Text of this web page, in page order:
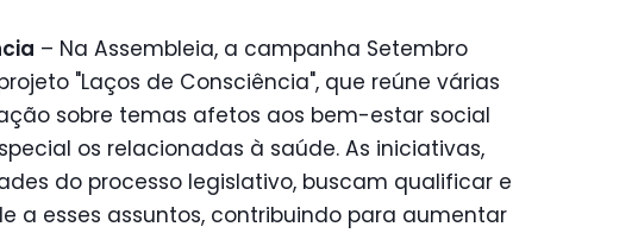
– Na Assembleia, a campanha Setembro
"Laços de Consciência", que reúne várias
sobre temas afetos aos bem-estar social
os relacionadas à saúde. As iniciativas,
do processo legislativo, buscam qualificar e
a esses assuntos, contribuindo para aumentar